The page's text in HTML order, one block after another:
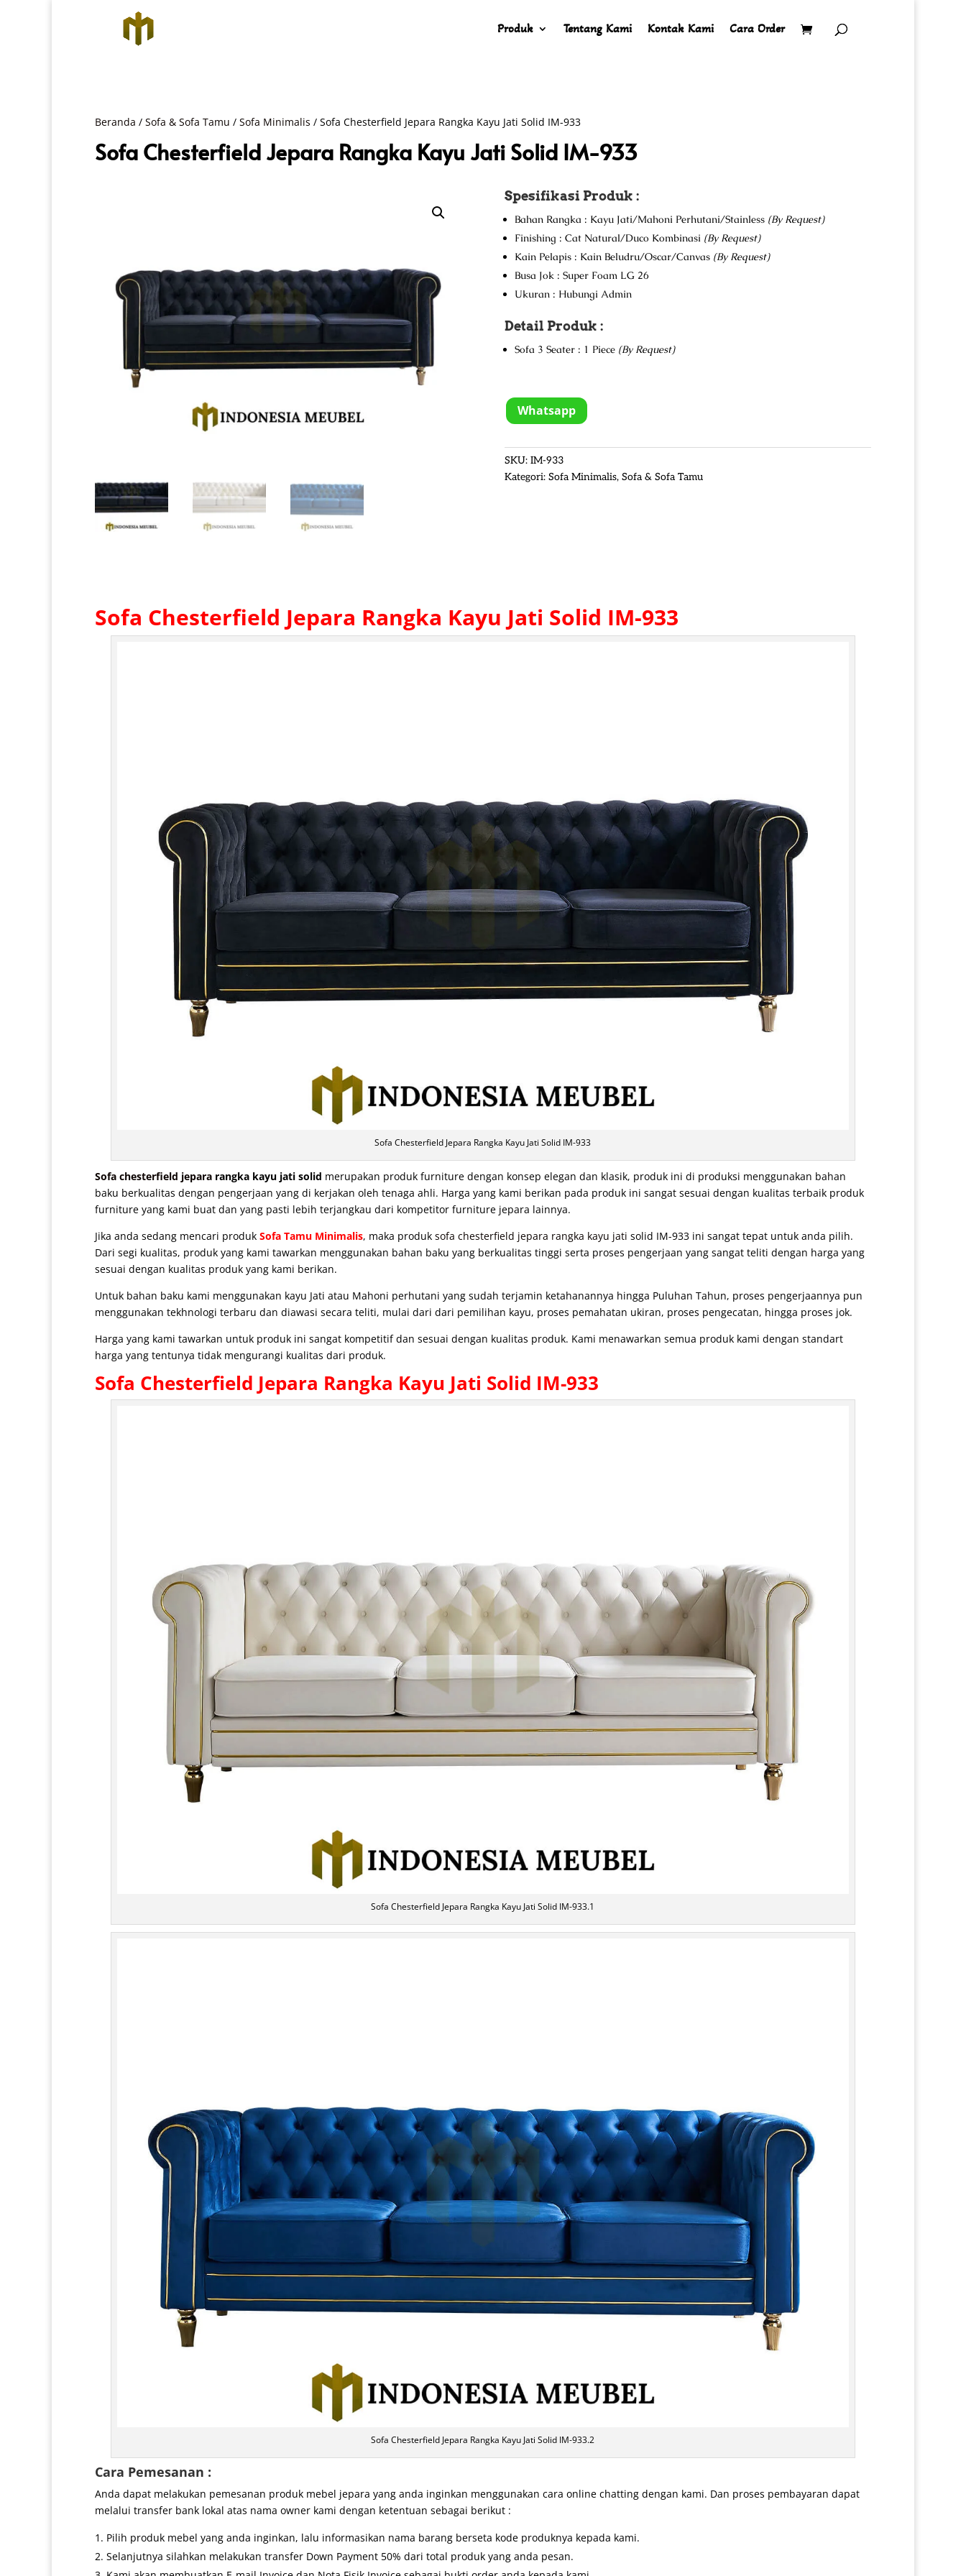
Produk Tentang Kami Kontak Kami Cara Order
Beranda / Sofa & Sofa Tamu / Sofa Minimalis / Sofa Chesterfield Jepara Rangka Kayu Jati Solid IM-933
Sofa Chesterfield Jepara Rangka Kayu Jati Solid IM-933
Spesifikasi Produk :
Bahan Rangka : Kayu Jati/Mahoni Perhutani/Stainless (By Request)
Finishing : Cat Natural/Duco Kombinasi (By Request)
Kain Pelapis : Kain Beludru/Oscar/Canvas (By Request)
Busa Jok : Super Foam LG 26
Ukuran : Hubungi Admin
Detail Produk :
Sofa 3 Seater : 1 Piece (By Request)
Whatsapp
SKU: IM-933
Kategori: Sofa Minimalis, Sofa & Sofa Tamu
Sofa Chesterfield Jepara Rangka Kayu Jati Solid IM-933
Sofa Chesterfield Jepara Rangka Kayu Jati Solid IM-933
Sofa chesterfield jepara rangka kayu jati solid merupakan produk furniture dengan konsep elegan dan klasik, produk ini di produksi menggunakan bahan
baku berkualitas dengan pengerjaan yang di kerjakan oleh tenaga ahli. Harga yang kami berikan pada produk ini sangat sesuai dengan kualitas terbaik produk
furniture yang kami buat dan yang pasti lebih terjangkau dari kompetitor furniture jepara lainnya.
Jika anda sedang mencari produk Sofa Tamu Minimalis, maka produk sofa chesterfield jepara rangka kayu jati solid IM-933 ini sangat tepat untuk anda pilih.
Dari segi kualitas, produk yang kami tawarkan menggunakan bahan baku yang berkualitas tinggi serta proses pengerjaan yang sangat teliti dengan harga yang
sesuai dengan kualitas produk yang kami berikan.
Untuk bahan baku kami menggunakan kayu Jati atau Mahoni perhutani yang sudah terjamin ketahanannya hingga Puluhan Tahun, proses pengerjaannya pun
menggunakan tekhnologi terbaru dan diawasi secara teliti, mulai dari dari pemilihan kayu, proses pemahatan ukiran, proses pengecatan, hingga proses jok.
Harga yang kami tawarkan untuk produk ini sangat kompetitif dan sesuai dengan kualitas produk. Kami menawarkan semua produk kami dengan standart
harga yang tentunya tidak mengurangi kualitas dari produk.
Sofa Chesterfield Jepara Rangka Kayu Jati Solid IM-933
Sofa Chesterfield Jepara Rangka Kayu Jati Solid IM-933.1
Sofa Chesterfield Jepara Rangka Kayu Jati Solid IM-933.2
Cara Pemesanan :
Anda dapat melakukan pemesanan produk mebel jepara yang anda inginkan menggunakan cara online chatting dengan kami. Dan proses pembayaran dapat
melalui transfer bank lokal atas nama owner kami dengan ketentuan sebagai berikut :
Pilih produk mebel yang anda inginkan, lalu informasikan nama barang berseta kode produknya kepada kami.
Selanjutnya silahkan melakukan transfer Down Payment 50% dari total produk yang anda pesan.